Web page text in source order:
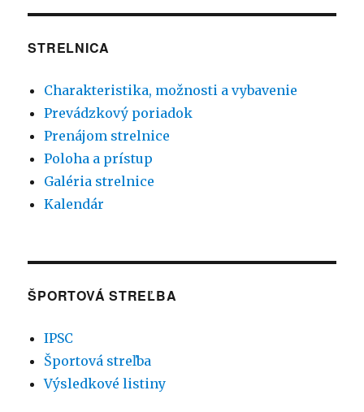
STRELNICA
Charakteristika, možnosti a vybavenie
Prevádzkový poriadok
Prenájom strelnice
Poloha a prístup
Galéria strelnice
Kalendár
ŠPORTOVÁ STREĽBA
IPSC
Športová streľba
Výsledkové listiny